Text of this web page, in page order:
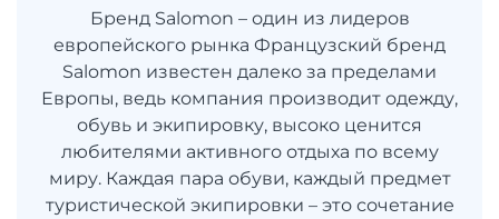
Бренд Salomon – один из лидеров
европейского рынка Французский бренд
Salomon известен далеко за пределами
Европы, ведь компания производит одежду,
обувь и экипировку, высоко ценится
любителями активного отдыха по всему
миру. Каждая пара обуви, каждый предмет
туристической экипировки – это сочетание